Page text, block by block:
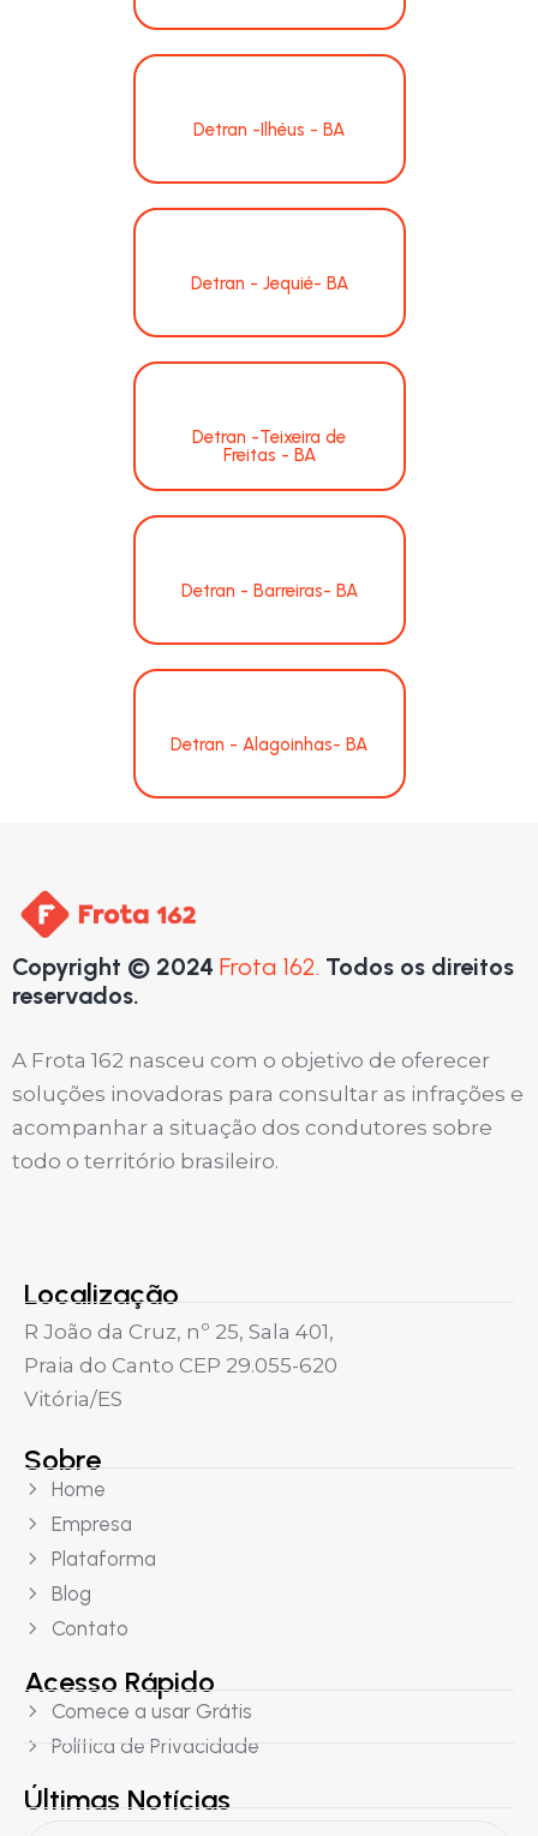
Detran -Ilhéus - BA
Detran - Jequié- BA
Detran -Teixeira de
Freitas - BA
Detran - Barreiras- BA
Detran - Alagoinhas- BA
Copyright © 2024 Frota 162. Todos os direitos
reservados.
A Frota 162 nasceu com o objetivo de oferecer
soluções inovadoras para consultar as infrações e
acompanhar a situação dos condutores sobre
todo o território brasileiro.
Localização
R João da Cruz, nº 25, Sala 401,
Praia do Canto CEP 29.055-620
Vitória/ES
Sobre
Home
Empresa
Plataforma
Blog
Contato
Acesso Rápido
Comece a usar Grátis
Política de Privacidade
Últimas Notícias